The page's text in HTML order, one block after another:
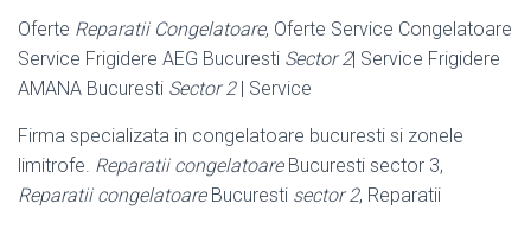
Oferte Reparatii Congelatoare, Oferte Service Congelatoare
Service Frigidere AEG Bucuresti Sector 2| Service Frigidere
AMANA Bucuresti Sector 2| Service
Firma specializata in congelatoare bucuresti si zonele
limitrofe. Reparatii congelatoareBucuresti sector 3,
Reparatii congelatoareBucuresti sector 2, Reparatii